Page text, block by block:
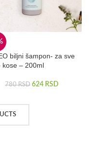
biljni šampon- za sve
kose – 200ml
780RSD 624 RSD